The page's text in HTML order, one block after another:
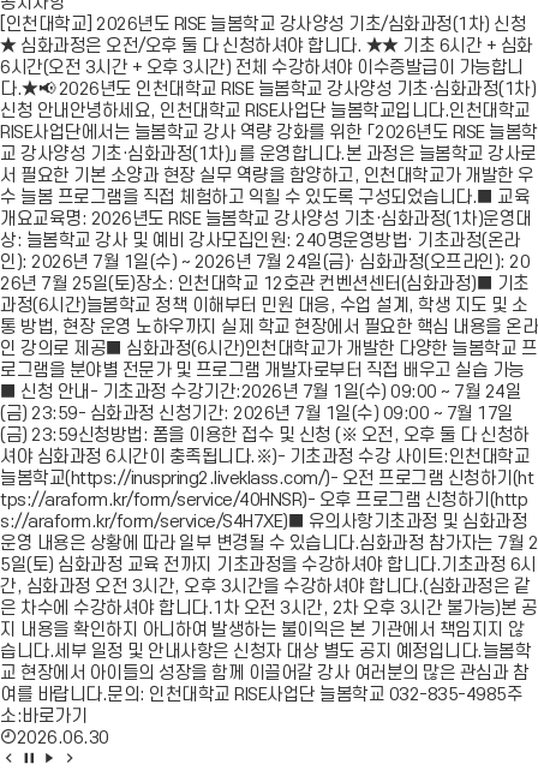
[인천대학교] 2026년도 RISE 늘봄학교 강사양성 기초/심화과정(1차) 신청
★ 심화과정은 오전/오후 둘 다 신청하셔야 합니다. ★★ 기초 6시간 + 심화
6시간(오전 3시간 + 오후 3시간) 전체 수강하셔야 이수증발급이 가능합니
다.★📢 2026년도 인천대학교 RISE 늘봄학교 강사양성 기초·심화과정(1차)
신청 안내안녕하세요, 인천대학교 RISE사업단 늘봄학교입니다.인천대학교
RISE사업단에서는 늘봄학교 강사 역량 강화를 위한 「2026년도 RISE 늘봄학
교 강사양성 기초·심화과정(1차)」를 운영합니다.본 과정은 늘봄학교 강사로
서 필요한 기본 소양과 현장 실무 역량을 함양하고, 인천대학교가 개발한 우
수 늘봄 프로그램을 직접 체험하고 익힐 수 있도록 구성되었습니다.■ 교육
개요교육명: 2026년도 RISE 늘봄학교 강사양성 기초·심화과정(1차)운영대
상: 늘봄학교 강사 및 예비 강사모집인원: 240명운영방법· 기초과정(온라
인): 2026년 7월 1일(수) ~ 2026년 7월 24일(금)· 심화과정(오프라인): 20
26년 7월 25일(토)장소: 인천대학교 12호관 컨벤션센터(심화과정)■ 기초
과정(6시간)늘봄학교 정책 이해부터 민원 대응, 수업 설계, 학생 지도 및 소
통 방법, 현장 운영 노하우까지 실제 학교 현장에서 필요한 핵심 내용을 온라
인 강의로 제공■ 심화과정(6시간)인천대학교가 개발한 다양한 늘봄학교 프
로그램을 분야별 전문가 및 프로그램 개발자로부터 직접 배우고 실습 가능
■ 신청 안내- 기초과정 수강기간:2026년 7월 1일(수) 09:00 ~ 7월 24일
(금) 23:59- 심화과정 신청기간: 2026년 7월 1일(수) 09:00 ~ 7월 17일
(금) 23:59신청방법: 폼을 이용한 접수 및 신청 (※ 오전, 오후 둘 다 신청하
셔야 심화과정 6시간이 충족됩니다.※)- 기초과정 수강 사이트:인천대학교
늘봄학교(https://inuspring2.liveklass.com/)- 오전 프로그램 신청하기(ht
tps://araform.kr/form/service/40HNSR)- 오후 프로그램 신청하기(http
s://araform.kr/form/service/S4H7XE)■ 유의사항기초과정 및 심화과정
운영 내용은 상황에 따라 일부 변경될 수 있습니다.심화과정 참가자는 7월 2
5일(토) 심화과정 교육 전까지 기초과정을 수강하셔야 합니다.기초과정 6시
간, 심화과정 오전 3시간, 오후 3시간을 수강하셔야 합니다.(심화과정은 같
은 차수에 수강하셔야 합니다.1차 오전 3시간, 2차 오후 3시간 불가능)본 공
지 내용을 확인하지 아니하여 발생하는 불이익은 본 기관에서 책임지지 않
습니다.세부 일정 및 안내사항은 신청자 대상 별도 공지 예정입니다.늘봄학
교 현장에서 아이들의 성장을 함께 이끌어갈 강사 여러분의 많은 관심과 참
여를 바랍니다.문의: 인천대학교 RISE사업단 늘봄학교 032-835-4985주
소:바로가기
2026.06.30
공
공
공